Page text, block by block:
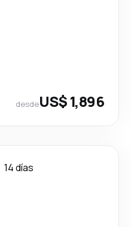
desdeUS$ 1,896
14 días